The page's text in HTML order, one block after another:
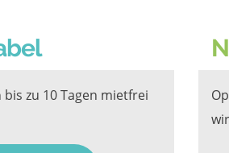
zu 10 Tagen mietfrei